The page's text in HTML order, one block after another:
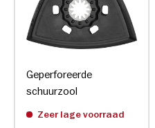
Geperforeerde
schuurzool
Zeer lage voorraad